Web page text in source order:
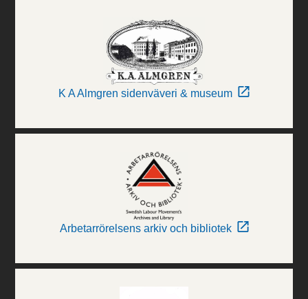
K A Almgren sidenväveri & museum
Arbetarrörelsens arkiv och bibliotek